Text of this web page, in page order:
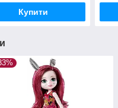
Купити